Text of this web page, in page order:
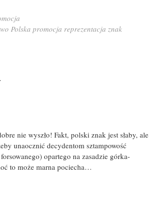
Polska promocja reprezentacja znak
nie wyszło! Fakt, polski znak jest słaby, ale
unaocznić decydentom sztampowość
opartego na zasadzie górka-
to może marna pociecha…